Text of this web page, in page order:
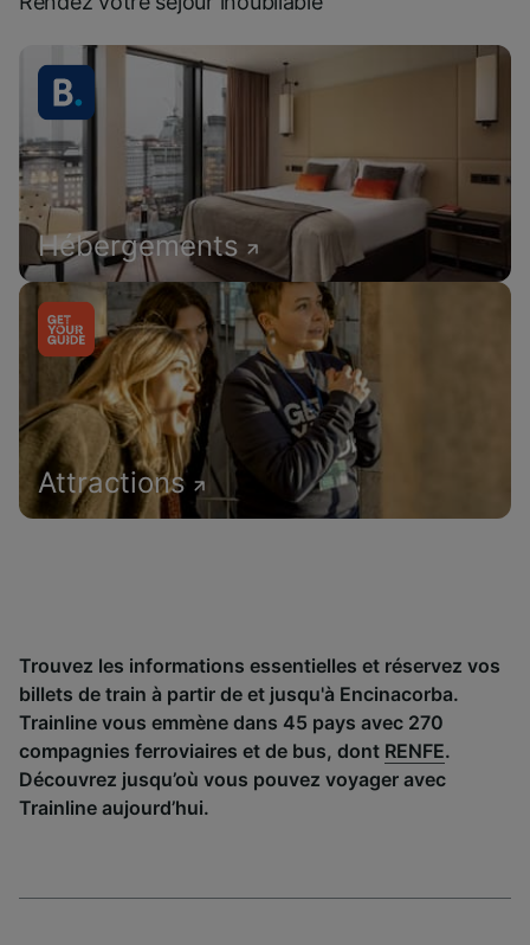
Hébergements
Attractions
Trouvez les informations essentielles et réservez vos
billets de train à partir de et jusqu'à Encinacorba.
Trainline vous emmène dans 45 pays avec 270
compagnies ferroviaires et de bus, dont RENFE.
Découvrez jusqu’où vous pouvez voyager avec
Trainline aujourd’hui.